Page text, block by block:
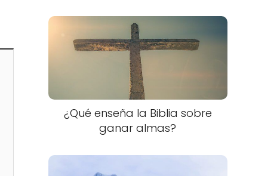
¿Qué enseña la Biblia sobre
ganar almas?